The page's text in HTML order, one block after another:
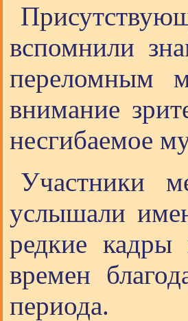
вспомнили
переломным
внимание
несгибаемое
Участники
услышали
редкие кадры
времен
периода.